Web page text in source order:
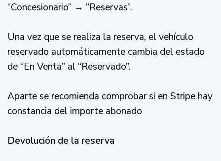
“Concesionario” → “Reservas”.
Una vez que se realiza la reserva, el vehículo
reservado automáticamente cambia del estado
de “En Venta” al “Reservado”.
Aparte se recomienda comprobar si en Stripe hay
constancia del importe abonado
Devolución de la reserva